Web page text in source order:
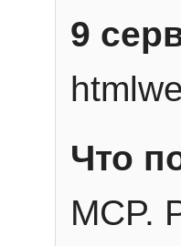
9
Что
MCP.